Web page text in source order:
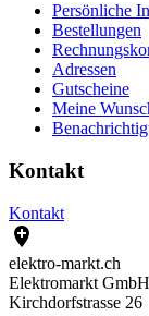
Persönliche
Bestellungen
Adressen
Gutscheine
Meine
Kontakt
Kontakt

elektro-markt.ch
Elektromarkt GmbH
Kirchdorfstrasse 26